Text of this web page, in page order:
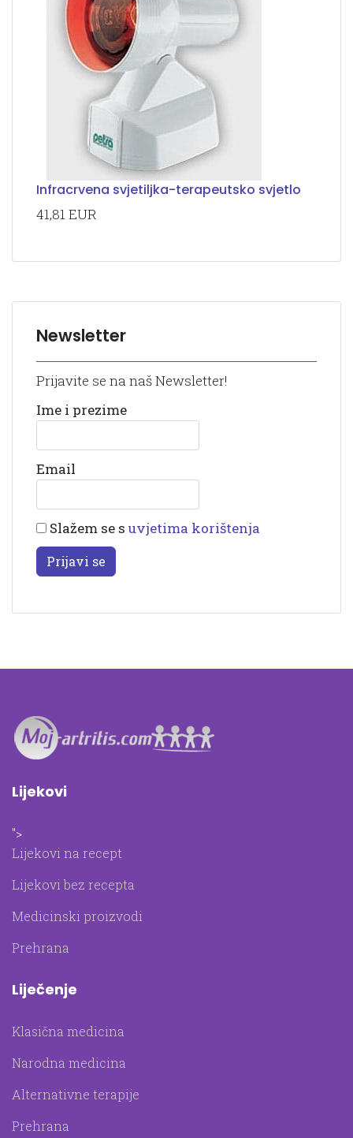
Infracrvena svjetiljka-terapeutsko svjetlo
41,81 EUR
Newsletter
Prijavite se na naš Newsletter!
Ime i prezime
Email
Slažem se s uvjetima korištenja
Prijavi se
Lijekovi
">
Lijekovi na recept
Lijekovi bez recepta
Medicinski proizvodi
Prehrana
Liječenje
Klasična medicina
Narodna medicina
Alternativne terapije
Prehrana